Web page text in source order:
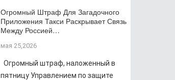
Огромный Штраф Для Загадочного
Приложения Такси Раскрывает Связь
Между Россией…
мая 25,2026
Огромный штраф, наложенный в
пятницу Управлением по защите